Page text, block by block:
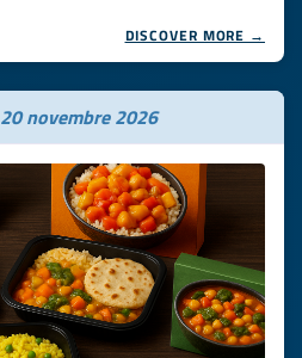
DISCOVER MORE →
20 novembre 2026